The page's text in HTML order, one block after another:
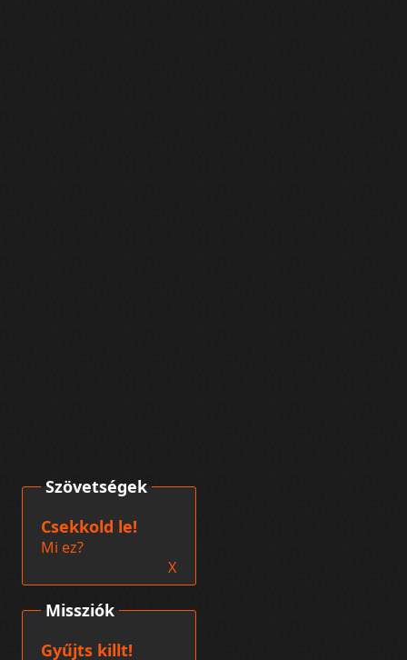
Missziók
Gyűjts killt!
Szövetségek
Csekkold le!
Mi ez?
X